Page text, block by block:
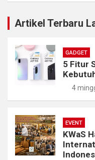
Artikel Terbaru
GADGET
5 Fitur
4
EVENT
KWaS